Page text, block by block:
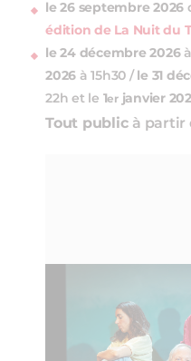
le 26 septembre 2026
édition de La Nuit du
le 24 décembre 2026à
2026 à 15h30 / le 31
22h et le 1erjanvier
Tout public à partir